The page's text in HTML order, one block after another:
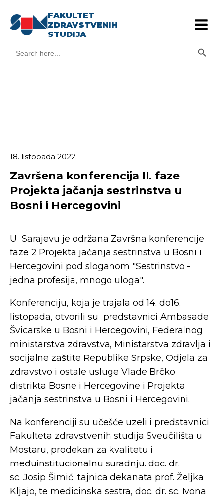
FAKULTET
ZDRAVSTVENIH
STUDIJA
for:
18. listopada 2022.
Završena konferencija II. faze
Projekta jačanja sestrinstva u
Bosni i Hercegovini
U Sarajevu je održana Završna konferencije
faze 2 Projekta jačanja sestrinstva u Bosni i
Hercegovini pod sloganom "Sestrinstvo -
jedna profesija, mnogo uloga".
Konferenciju, koja je trajala od 14. do16.
listopada, otvorili su predstavnici Ambasade
Švicarske u Bosni i Hercegovini, Federalnog
ministarstva zdravstva, Ministarstva zdravlja i
socijalne zaštite Republike Srpske, Odjela za
zdravstvo i ostale usluge Vlade Brčko
distrikta Bosne i Hercegovine i Projekta
jačanja sestrinstva u Bosni i Hercegovini.
Na konferenciji su učešće uzeli i predstavnici
Fakulteta zdravstvenih studija Sveučilišta u
Mostaru, prodekan za kvalitetu i
međuinstitucionalnu suradnju. doc. dr.
sc. Josip Šimić, tajnica dekanata prof. Željka
Kljajo, te medicinska sestra, doc. dr. sc. Ivona